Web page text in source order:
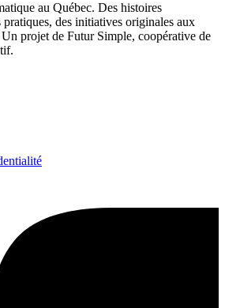
au Québec. Des histoires
pratiques, des initiatives originales aux
projet de Futur Simple, coopérative de